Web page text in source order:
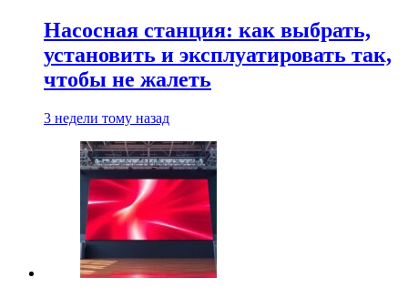
Насосная станция: как выбрать,
установить и эксплуатировать так,
чтобы не жалеть
3 недели тому назад